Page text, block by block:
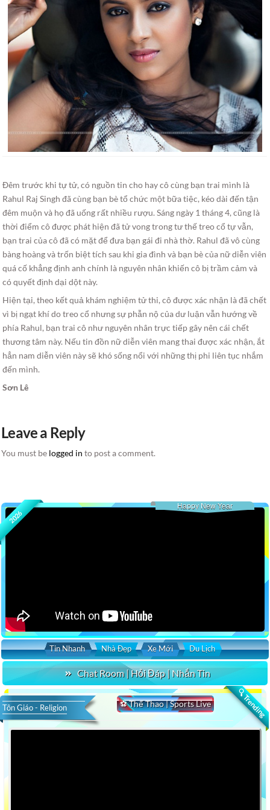
Đêm trước khi tự tử, có nguồn tin cho hay cô cùng bạn trai mình là
Rahul Raj Singh đã cùng bạn bè tổ chức một bữa tiệc, kéo dài đến tận
đêm muộn và họ đã uống rất nhiều rượu. Sáng ngày 1 tháng 4, cũng là
thời điểm cô được phát hiện đã tử vong trong tư thế treo cổ tự vẫn,
bạn trai của cô đã có mặt để đưa bạn gái đi nhà thờ. Rahul đã vô cùng
bàng hoàng và trốn biệt tích sau khi gia đình và bạn bè của nữ diễn viên
quá cố khẳng định anh chính là nguyên nhân khiến cô bị trầm cảm và
có quyết định dại dột này.
Hiện tại, theo kết quả khám nghiệm tử thi, cô được xác nhận là đã chết
vì bị ngạt khí do treo cổ nhưng sự phẫn nộ của dư luận vẫn hướng về
phía Rahul, bạn trai cô như nguyên nhân trực tiếp gây nên cái chết
thương tâm này. Nếu tin đồn nữ diễn viên mang thai được xác nhận, ắt
hẳn nam diễn viên này sẽ khó sống nổi với những thị phi liên tục nhắm
đến mình.
Sơn Lê
Leave a Reply
You must be logged in to post a comment.
2026
Happy New Year
Tin Nhanh Nhà Đẹp Xe Mới Du Lịch
Chat Room | Hỏi Đáp | Nhắn Tin
🔍 Trending
⚽ Thể Thao | Sports Live
Tôn Giáo - Religion